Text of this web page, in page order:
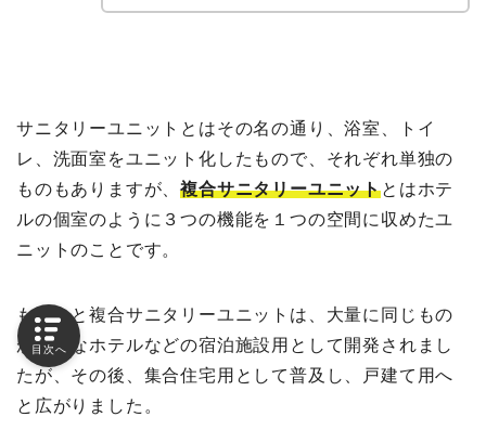
サニタリーユニットとはその名の通り、浴室、トイ
レ、洗面室をユニット化したもので、それぞれ単独の
ものもありますが、複合サニタリーユニットとはホテ
ルの個室のように３つの機能を１つの空間に収めたユ
ニットのことです。
もともと複合サニタリーユニットは、大量に同じもの
が必要なホテルなどの宿泊施設用として開発されまし
たが、その後、集合住宅用として普及し、戸建て用へ
と広がりました。
目次へ